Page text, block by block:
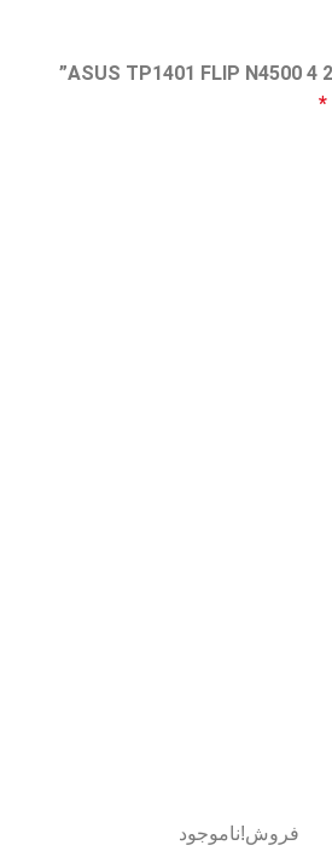
*
فروش!ناموجود